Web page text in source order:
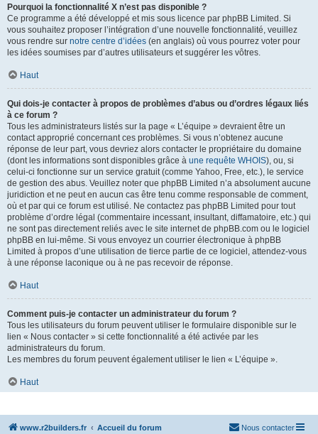
Pourquoi la fonctionnalité X n’est pas disponible ?
Ce programme a été développé et mis sous licence par phpBB Limited. Si
vous souhaitez proposer l’intégration d’une nouvelle fonctionnalité, veuillez
vous rendre sur notre centre d’idées (en anglais) où vous pourrez voter pour
les idées soumises par d’autres utilisateurs et suggérer les vôtres.
Haut
Qui dois-je contacter à propos de problèmes d’abus ou d’ordres légaux liés
à ce forum ?
Tous les administrateurs listés sur la page « L’équipe » devraient être un
contact approprié concernant ces problèmes. Si vous n’obtenez aucune
réponse de leur part, vous devriez alors contacter le propriétaire du domaine
(dont les informations sont disponibles grâce à une requête WHOIS), ou, si
celui-ci fonctionne sur un service gratuit (comme Yahoo, Free, etc.), le service
de gestion des abus. Veuillez noter que phpBB Limited n’a absolument aucune
juridiction et ne peut en aucun cas être tenu comme responsable de comment,
où et par qui ce forum est utilisé. Ne contactez pas phpBB Limited pour tout
problème d’ordre légal (commentaire incessant, insultant, diffamatoire, etc.) qui
ne sont pas directement reliés avec le site internet de phpBB.com ou le logiciel
phpBB en lui-même. Si vous envoyez un courrier électronique à phpBB
Limited à propos d’une utilisation de tierce partie de ce logiciel, attendez-vous
à une réponse laconique ou à ne pas recevoir de réponse.
Haut
Comment puis-je contacter un administrateur du forum ?
Tous les utilisateurs du forum peuvent utiliser le formulaire disponible sur le
lien « Nous contacter » si cette fonctionnalité a été activée par les
administrateurs du forum.
Les membres du forum peuvent également utiliser le lien « L’équipe ».
Haut
www.r2builders.fr Accueil du forum Nous contacter